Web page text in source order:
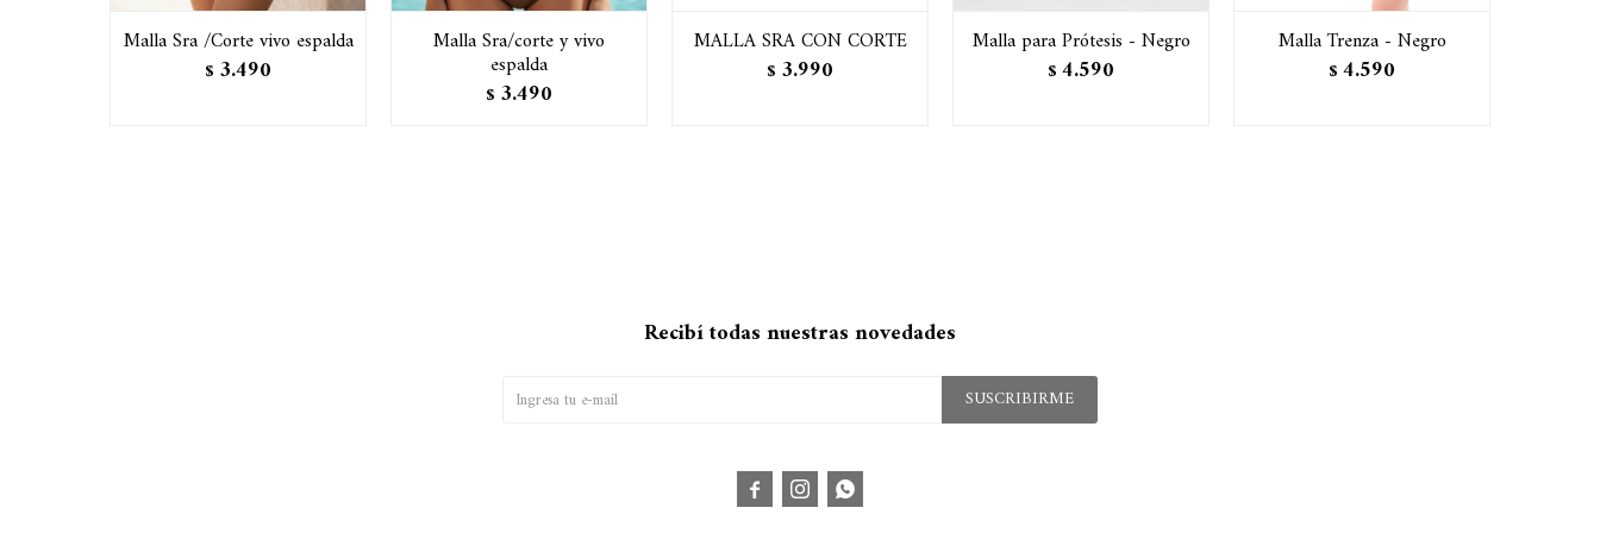
Malla Sra /Corte vivo espalda
$ 3.490
Malla Sra/corte y vivo
espalda
$ 3.490
MALLA SRA CON CORTE
$ 3.990
Malla para Prótesis - Negro
$ 4.590
Malla Trenza - Negro
$ 4.590
Recibí todas nuestras novedades
SUSCRIBIRME
  